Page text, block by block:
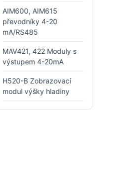
AIM600, AIM615
převodníky 4-20
mA/RS485
MAV421, 422 Moduly s
výstupem 4-20mA
H520-B Zobrazovací
modul výšky hladiny